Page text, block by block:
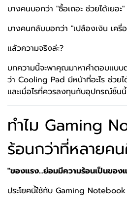
บางคนบอกว่า "ซื้อเถอะ ช่วยได้เยอะ"
บางคนกลับบอกว่า "เปลืองเงิน เครื่
แล้วความจริงล่ะ?
บทความนี้จะพาคุณมาหาคำตอบแบ
ว่า Cooling Pad มีหน้าที่อะไร ช่วยไ
และเมื่อไรที่ควรลงทุนกับอุปกรณ์ชิ้นนี้
ทำไม Gaming
ร้อนกว่าที่หลายค
"ของแรง...ย่อมมีความร้อนเป็นของ
ประโยคนี้ใช้กับ Gaming